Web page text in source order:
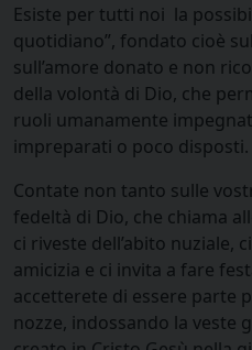
Esiste per tutti noi la
quotidiano”, fondato cioè
sull’amore donato e non
della volontà di Dio, che
ruoli umanamente
impreparati o poco disposti.
Contate non tanto sulle
fedeltà di Dio, che chiama
ci riveste dell’abito nuziale,
amicizia e ci invita a fare
accetterete di essere parte
nozze, indossando la veste